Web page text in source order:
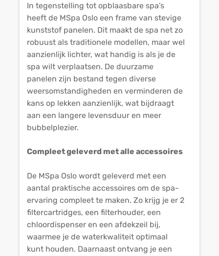
In tegenstelling tot opblaasbare spa’s
heeft de MSpa Oslo een frame van stevige
kunststof panelen. Dit maakt de spa net zo
robuust als traditionele modellen, maar wel
aanzienlijk lichter, wat handig is als je de
spa wilt verplaatsen. De duurzame
panelen zijn bestand tegen diverse
weersomstandigheden en verminderen de
kans op lekken aanzienlijk, wat bijdraagt
aan een langere levensduur en meer
bubbelplezier.
Compleet geleverd met alle accessoires
De MSpa Oslo wordt geleverd met een
aantal praktische accessoires om de spa-
ervaring compleet te maken. Zo krijg je er 2
filtercartridges, een filterhouder, een
chloordispenser en een afdekzeil bij,
waarmee je de waterkwaliteit optimaal
kunt houden. Daarnaast ontvang je een